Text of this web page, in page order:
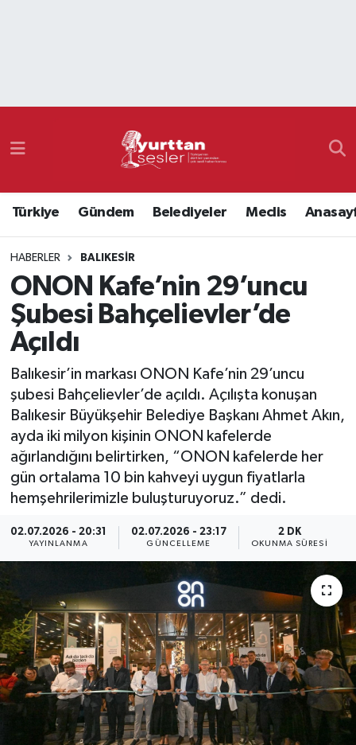
Türkiye Gündem Belediyeler Meclis
HABERLER BALIKESIR
ONON Kafe’nin 29’uncu
Şubesi Bahçelievler’de
Açıldı
Balıkesir’in markası ONON Kafe’nin 29’uncu
şubesi Bahçelievler’de açıldı. Açılışta konuşan
Balıkesir Büyükşehir Belediye Başkanı Ahmet Akın,
ayda iki milyon kişinin ONON kafelerde
ağırlandığını belirtirken, “ONON kafelerde her
gün ortalama 10 bin kahveyi uygun fiyatlarla
hemşehrilerimizle buluşturuyoruz.” dedi.
02.07.2026 - 20:31
YAYINLANMA
02.07.2026 - 23:17
GÜNCELLEME
2 DK
OKUNMA SÜRESI
Namaz Vakitleri
Süper Lig Puan Durumu ve Fikstür
Tüm Manşetler
Son Dakika Haberleri
Haber Arşivi